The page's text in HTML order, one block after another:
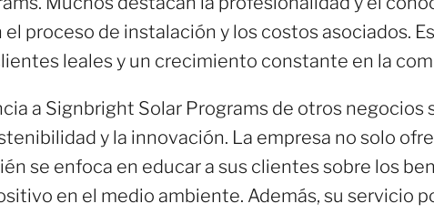
proceso de instalación y los costos asociados.
leales y un crecimiento constante en la
a Signbright Solar Programs de otros negocios
y la innovación. La empresa no solo
se enfoca en educar a sus clientes sobre los
en el medio ambiente. Además, su servicio